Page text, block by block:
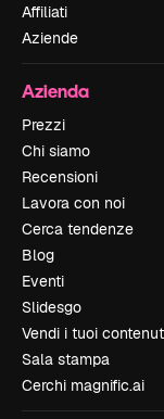
Affiliati
Aziende
Azienda
Prezzi
Chi siamo
Recensioni
Lavora con noi
Cerca tendenze
Blog
Eventi
Slidesgo
Vendi i tuoi
Sala stampa
Cerchi magnific.ai